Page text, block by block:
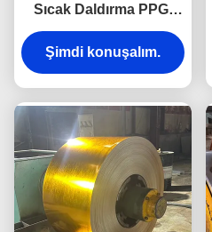
Sıcak Daldırma PPGI
Bobin Ön Boyalı Renkli
Kaplamalı Galvanizli
Çelik Bobin
Şimdi konuşalım.